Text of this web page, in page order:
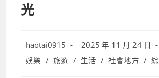
光
Post
haotai0915
Post
2025 年 11 月 24 日
Post
娛樂 / 旅遊 / 生活 / 社會地方 /